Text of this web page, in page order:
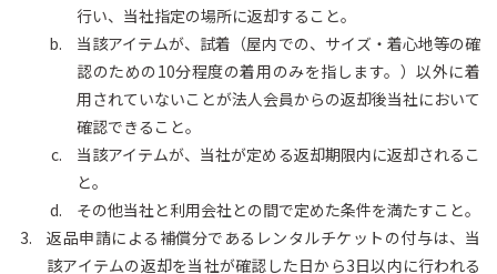
行い、当社指定の場所に返却すること。
当該アイテムが、試着（屋内での、サイズ・着心地等の確
認のための10分程度の着用のみを指します。）以外に着
用されていないことが法人会員からの返却後当社において
確認できること。
当該アイテムが、当社が定める返却期限内に返却されるこ
と。
その他当社と利用会社との間で定めた条件を満たすこと。
返品申請による補償分であるレンタルチケットの付与は、当
該アイテムの返却を当社が確認した日から3日以内に行われる